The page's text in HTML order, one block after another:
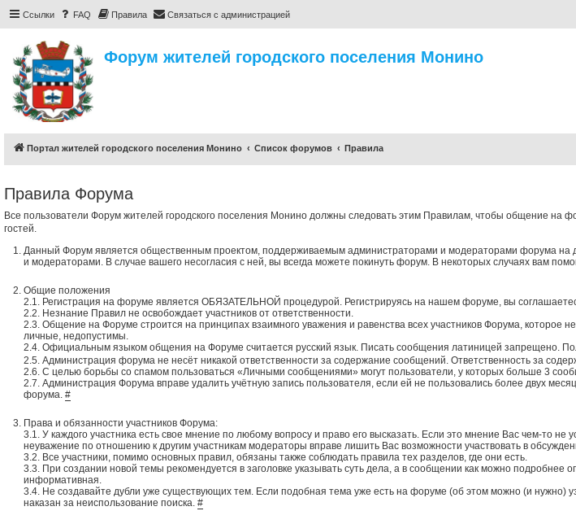
Ссылки FAQ Правила Связаться с администрацией
Форум жителей городского поселения Монино
Портал жителей городского поселения Монино Список форумов Правила
Правила Форума
Все пользователи Форум жителей городского поселения Монино должны следовать этим Правилам, чтобы общение на
гостей.
Данный Форум является общественным проектом, поддерживаемым администраторами и модераторами форума
и модераторами. В случае вашего несогласия с ней, вы всегда можете покинуть форум. В некоторых случаях вам
Общие положения
2.1. Регистрация на форуме является ОБЯЗАТЕЛЬНОЙ процедурой. Регистрируясь на нашем форуме, вы
2.2. Незнание Правил не освобождает участников от ответственности.
2.3. Общение на Форуме строится на принципах взаимного уважения и равенства всех участников Форума, которое
личные, недопустимы.
2.4. Официальным языком общения на Форуме считается русский язык. Писать сообщения латиницей запрещено.
2.5. Администрация форума не несёт никакой ответственности за содержание сообщений. Ответственность за
2.6. С целью борьбы со спамом пользоваться «Личными сообщениями» могут пользователи, у которых больше 3
2.7. Администрация Форума вправе удалить учётную запись пользователя, если ей не пользовались более двух
форума. #
Права и обязанности участников Форума:
3.1. У каждого участника есть свое мнение по любому вопросу и право его высказать. Если это мнение Вас чем-то
неуважение по отношению к другим участникам модераторы вправе лишить Вас возможности участвовать в
3.2. Все участники, помимо основных правил, обязаны также соблюдать правила тех разделов, где они есть.
3.3. При создании новой темы рекомендуется в заголовке указывать суть дела, а в сообщении как можно
информативная.
3.4. Не создавайте дубли уже существующих тем. Если подобная тема уже есть на форуме (об этом можно (и нужно)
наказан за неиспользование поиска. #